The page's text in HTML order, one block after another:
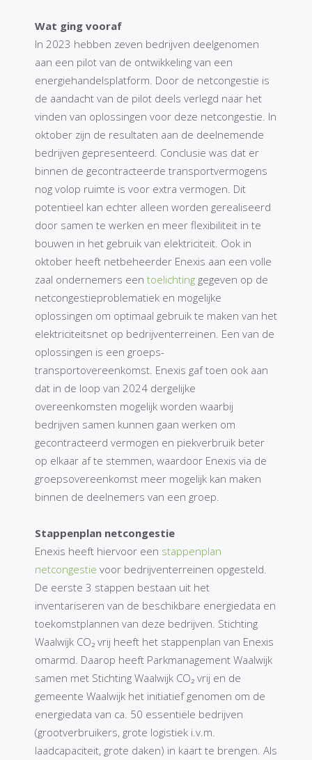
Wat ging vooraf
In 2023 hebben zeven bedrijven deelgenomen
aan een pilot van de ontwikkeling van een
energiehandelsplatform. Door de netcongestie is
de aandacht van de pilot deels verlegd naar het
vinden van oplossingen voor deze netcongestie. In
oktober zijn de resultaten aan de deelnemende
bedrijven gepresenteerd. Conclusie was dat er
binnen de gecontracteerde transportvermogens
nog volop ruimte is voor extra vermogen. Dit
potentieel kan echter alleen worden gerealiseerd
door samen te werken en meer flexibiliteit in te
bouwen in het gebruik van elektriciteit. Ook in
oktober heeft netbeheerder Enexis aan een volle
zaal ondernemers een toelichting gegeven op de
netcongestieproblematiek en mogelijke
oplossingen om optimaal gebruik te maken van het
elektriciteitsnet op bedrijventerreinen. Een van de
oplossingen is een groeps-
transportovereenkomst. Enexis gaf toen ook aan
dat in de loop van 2024 dergelijke
overeenkomsten mogelijk worden waarbij
bedrijven samen kunnen gaan werken om
gecontracteerd vermogen en piekverbruik beter
op elkaar af te stemmen, waardoor Enexis via de
groepsovereenkomst meer mogelijk kan maken
binnen de deelnemers van een groep.
Stappenplan netcongestie
Enexis heeft hiervoor een stappenplan
netcongestie voor bedrijventerreinen opgesteld.
De eerste 3 stappen bestaan uit het
inventariseren van de beschikbare energiedata en
toekomstplannen van deze bedrijven. Stichting
Waalwijk CO₂ vrij heeft het stappenplan van Enexis
omarmd. Daarop heeft Parkmanagement Waalwijk
samen met Stichting Waalwijk CO₂ vrij en de
gemeente Waalwijk het initiatief genomen om de
energiedata van ca. 50 essentiële bedrijven
(grootverbruikers, grote logistiek i.v.m.
laadcapaciteit, grote daken) in kaart te brengen. Als